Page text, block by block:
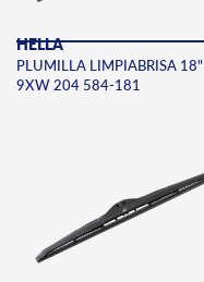
HELLA
PLUMILLA LIMPIABRISA 18"
9XW 204 584-181